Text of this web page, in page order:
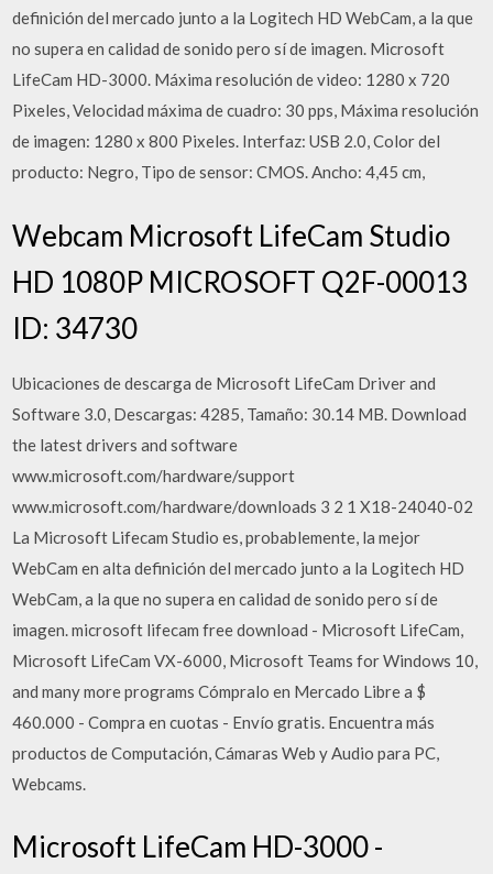
definición del mercado junto a la Logitech HD WebCam, a la que
no supera en calidad de sonido pero sí de imagen. Microsoft
LifeCam HD-3000. Máxima resolución de video: 1280 x 720
Pixeles, Velocidad máxima de cuadro: 30 pps, Máxima resolución
de imagen: 1280 x 800 Pixeles. Interfaz: USB 2.0, Color del
producto: Negro, Tipo de sensor: CMOS. Ancho: 4,45 cm,
Webcam Microsoft LifeCam Studio
HD 1080P MICROSOFT Q2F-00013
ID: 34730
Ubicaciones de descarga de Microsoft LifeCam Driver and
Software 3.0, Descargas: 4285, Tamaño: 30.14 MB. Download
the latest drivers and software
www.microsoft.com/hardware/support
www.microsoft.com/hardware/downloads 3 2 1 X18-24040-02
La Microsoft Lifecam Studio es, probablemente, la mejor
WebCam en alta definición del mercado junto a la Logitech HD
WebCam, a la que no supera en calidad de sonido pero sí de
imagen. microsoft lifecam free download - Microsoft LifeCam,
Microsoft LifeCam VX-6000, Microsoft Teams for Windows 10,
and many more programs Cómpralo en Mercado Libre a $
460.000 - Compra en cuotas - Envío gratis. Encuentra más
productos de Computación, Cámaras Web y Audio para PC,
Webcams.
Microsoft LifeCam HD-3000 -